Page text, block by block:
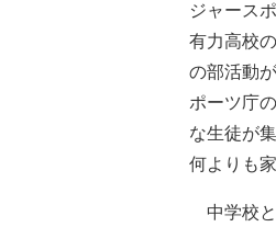
ジャース
有力高校
の部活動
ポーツ庁
な生徒が
何よりも
中学校と